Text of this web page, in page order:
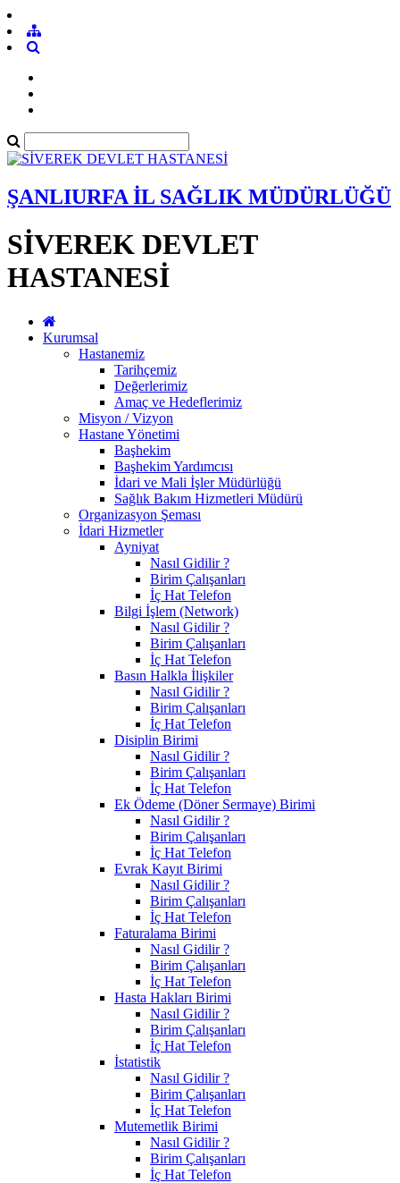
ŞANLIURFA İL SAĞLIK MÜDÜRLÜĞÜ
SİVEREK DEVLET
HASTANESİ
Kurumsal
Hastanemiz
Tarihçemiz
Değerlerimiz
Amaç ve Hedeflerimiz
Misyon / Vizyon
Hastane Yönetimi
Başhekim
Başhekim Yardımcısı
İdari ve Mali İşler Müdürlüğü
Sağlık Bakım Hizmetleri Müdürü
Organizasyon Şeması
İdari Hizmetler
Ayniyat
Nasıl Gidilir ?
Birim Çalışanları
İç Hat Telefon
Bilgi İşlem (Network)
Nasıl Gidilir ?
Birim Çalışanları
İç Hat Telefon
Basın Halkla İlişkiler
Nasıl Gidilir ?
Birim Çalışanları
İç Hat Telefon
Disiplin Birimi
Nasıl Gidilir ?
Birim Çalışanları
İç Hat Telefon
Ek Ödeme (Döner Sermaye) Birimi
Nasıl Gidilir ?
Birim Çalışanları
İç Hat Telefon
Evrak Kayıt Birimi
Nasıl Gidilir ?
Birim Çalışanları
İç Hat Telefon
Faturalama Birimi
Nasıl Gidilir ?
Birim Çalışanları
İç Hat Telefon
Hasta Hakları Birimi
Nasıl Gidilir ?
Birim Çalışanları
İç Hat Telefon
İstatistik
Nasıl Gidilir ?
Birim Çalışanları
İç Hat Telefon
Mutemetlik Birimi
Nasıl Gidilir ?
Birim Çalışanları
İç Hat Telefon